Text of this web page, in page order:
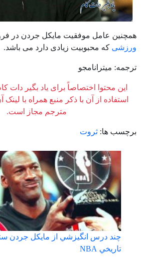
همچنین عامل موفقیت مایکل جردن در
ورزشی که محبوبیت زیادی دارد می باشد.
ترجمه: میترانامجو
این محتوا اختصاصاً برای یاد بگیر دات
استفاده از آن با ذکر منبع همراه با لینک
مترجم مجاز است.
برچسب ها: ثروت
چند درس انگيزشي از مايكل جردن
تاريخي NBA